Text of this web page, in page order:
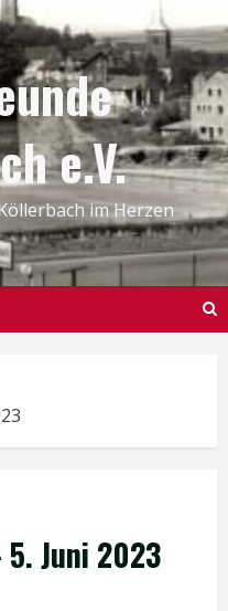
e.V.
im Herzen
Juni 2023